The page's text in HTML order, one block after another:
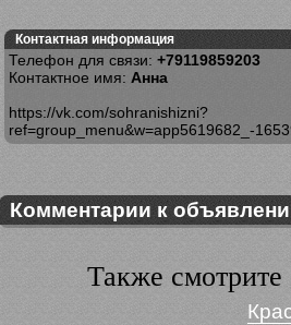
Контактная информация
Телефон для связи: +79119859203
Контактное имя: Анна
https://vk.com/sohranishizni?
ref=group_menu&w=app5619682_-
Комментарии к
Также смотрите